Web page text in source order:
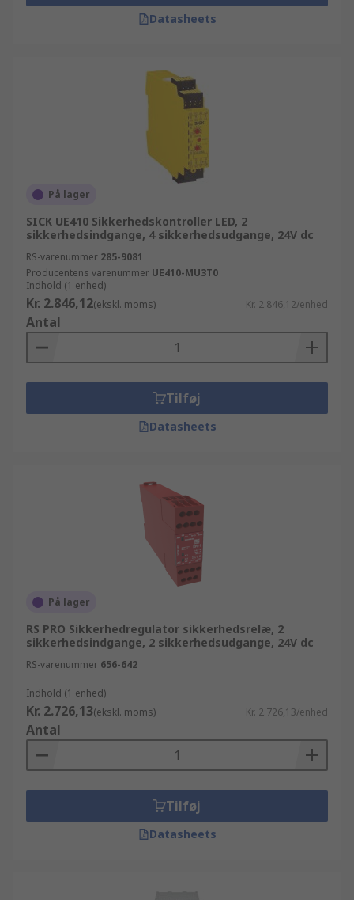
Datasheets
På lager
SICK UE410 Sikkerhedskontroller LED, 2
sikkerhedsindgange, 4 sikkerhedsudgange, 24V dc
RS-varenummer 285-9081
Producentens varenummer UE410-MU3T0
Indhold (1 enhed)
Kr. 2.846,12(ekskl. moms) Kr. 2.846,12/enhed
Antal
Tilføj
Datasheets
På lager
RS PRO Sikkerhedregulator sikkerhedsrelæ, 2
sikkerhedsindgange, 2 sikkerhedsudgange, 24V dc
RS-varenummer 656-642
Indhold (1 enhed)
Kr. 2.726,13(ekskl. moms) Kr. 2.726,13/enhed
Antal
Tilføj
Datasheets